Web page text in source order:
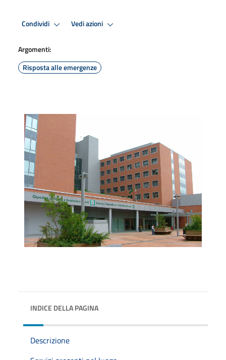
Condividi Vedi azioni
Argomenti:
Risposta alle emergenze
INDICE DELLA PAGINA
Descrizione